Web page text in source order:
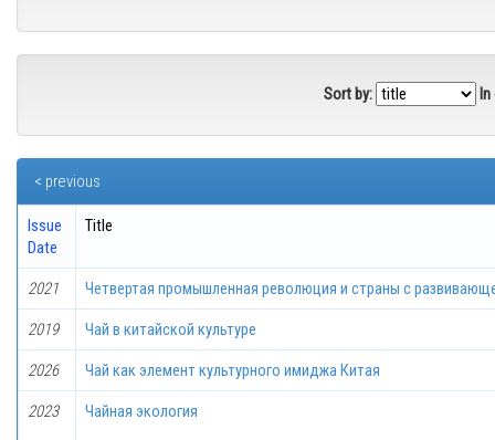
Sort by: In
< previous
Issue
Date
Title
2021 Чeтвертая промышленная революция и страны с
2019 Чай в китайской культуре
2026 Чай как элемент культурного имиджа Китая
2023 Чайная экология